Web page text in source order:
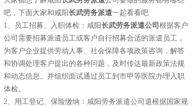
吧，下面大家和咸阳长武劳务派遣一起看看吧
1、员工招募、入职体检：咸阳长武劳务派遣公司根据客户
公司需要招募派遣员工或客户自行招募合适的派遣员工，
为客户企业提供劳动人事、社会保障各项政策咨询，解答
和协调处理客户提出的各种问题，及时传达最新政策法规
和动态信息。并组织面试通过员工到市甲等医院办理入职
体检。
2、用工登记、保险缴纳：咸阳劳务派遣公司遣根据国家规